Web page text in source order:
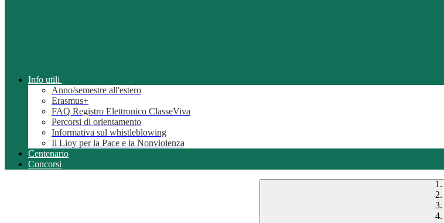
Info utili
Anno/semestre all'estero
Erasmus+
FAQ Registro Elettronico ClasseViva
Percorsi di orientamento
Informativa sul whistleblowing
Il Lioy per la Pace e la Nonviolenza
Centenario
Concorsi